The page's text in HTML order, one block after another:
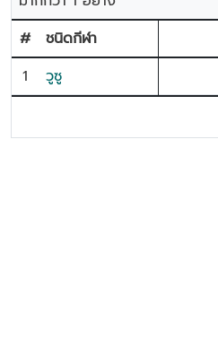
#
ชนิดกีฬา
1
วูซู